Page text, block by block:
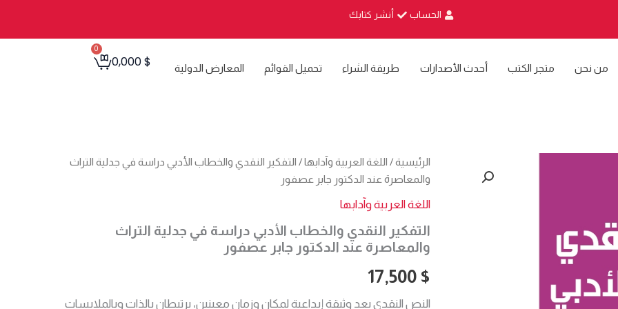
الحساب أنشر كتابك
من نحن متجر الكتب أحدث الأصدارات طريقة الشراء تحميل القوائم المعارض الدولية 0,000$
0
Cart
الرئيسية/ اللغة العربية وآدابها/ التفكير النقدي والخطاب الأدبي دراسة في جدلية التراث
والمعاصرة عند الدكتور جابر عصفور
اللغة العربية وآدابها
التفكير النقدي والخطاب الأدبي دراسة في جدلية التراث
والمعاصرة عند الدكتور جابر عصفور
17,500 $
النص النقدي يعد وثيقة إبداعية لمكان وزمان معينين، يرتبطان بالذات وبالملابسات
كمية
التفكير
النقدي
والخطاب
دراسة
في
جدلية
التراث
والمعاصرة
عند